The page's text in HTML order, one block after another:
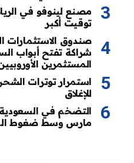
مصنع لينوفو في
توقيت أكبر
صندوق الاستثمارات
شراكة تفتح أبواب
المستثمرين
استمرار توترات
للإغلاق
التضخم في
مارس وسط ضغوط